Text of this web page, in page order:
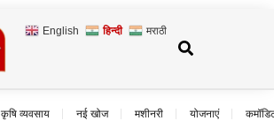
English हिन्दी मराठी
कृषि व्यवसाय नई खोज मशीनरी योजनाएं